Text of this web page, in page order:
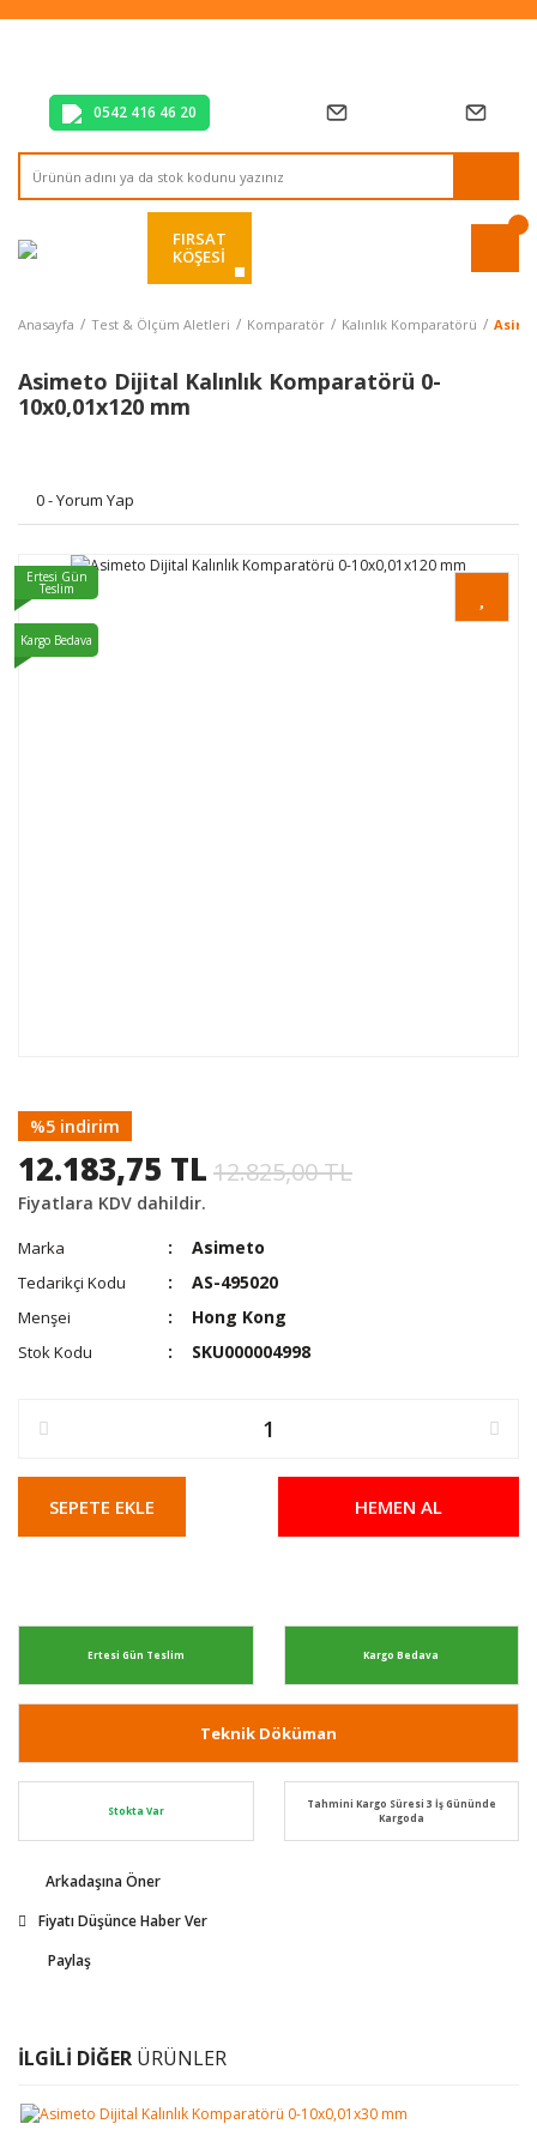
Tüm Alışverişlerde Vade Farksız 2 Taksit!
0542 416 46 20
FIRSAT
KÖŞESİ
Anasayfa Test & Ölçüm Aletleri Komparatör Kalınlık Komparatörü
Asimeto Dijital Kalınlık Komparatörü 0-
10x0,01x120 mm
0 - Yorum Yap
Ertesi Gün
Teslim
Kargo Bedava
%5 indirim
12.183,75 TL 12.825,00 TL
Fiyatlara KDV dahildir.
Marka Asimeto
Tedarikçi Kodu AS-495020
Menşei Hong Kong
Stok Kodu SKU000004998
SEPETE EKLE HEMEN AL
Ertesi Gün Teslim Kargo Bedava
Teknik Döküman
Stokta Var
Tahmini Kargo Süresi 3 İş Gününde
Kargoda
Arkadaşına Öner
Fiyatı Düşünce Haber Ver
Paylaş
İLGİLİ DİĞER ÜRÜNLER